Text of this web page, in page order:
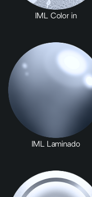
IML Color in
IML Laminado